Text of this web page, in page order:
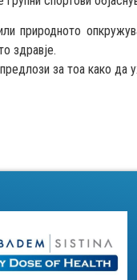
природното
здравје.
за тоа како да